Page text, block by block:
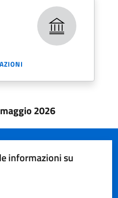
2026
informazioni su